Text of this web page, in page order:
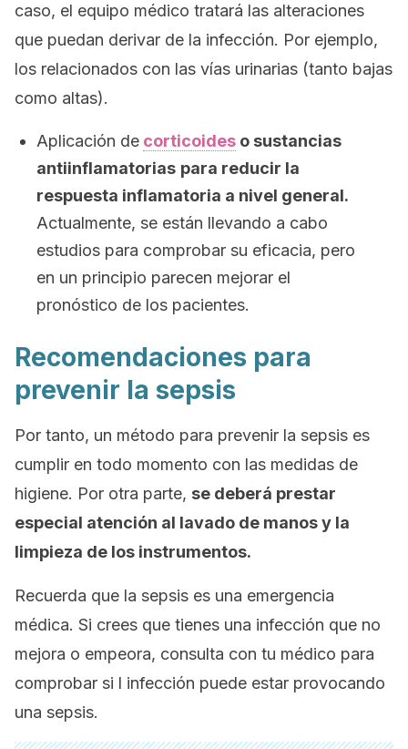
caso, el equipo médico tratará las alteraciones
que puedan derivar de la infección. Por ejemplo,
los relacionados con las vías urinarias (tanto bajas
como altas).
Aplicación de corticoides o sustancias
antiinflamatorias para reducir la
respuesta inflamatoria a nivel general.
Actualmente, se están llevando a cabo
estudios para comprobar su eficacia, pero
en un principio parecen mejorar el
pronóstico de los pacientes.
Recomendaciones para
prevenir la sepsis
Por tanto, un método para prevenir la sepsis es
cumplir en todo momento con las medidas de
higiene. Por otra parte, se deberá prestar
especial atención al lavado de manos y la
limpieza de los instrumentos.
Recuerda que la sepsis es una emergencia
médica. Si crees que tienes una infección que no
mejora o empeora, consulta con tu médico para
comprobar si l infección puede estar provocando
una sepsis.